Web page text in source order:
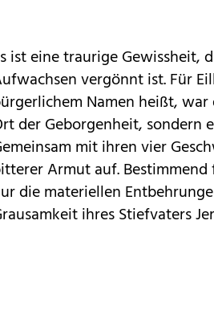
ist eine traurige Gewissheit,
vergönnt ist. Für
Namen heißt,
der Geborgenheit, sondern
mit ihren vier
Armut auf.
die materiellen
ihres Stiefvaters